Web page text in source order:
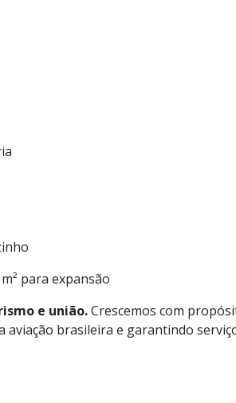
para expansão
e união.Crescemos com
brasileira e garantindo